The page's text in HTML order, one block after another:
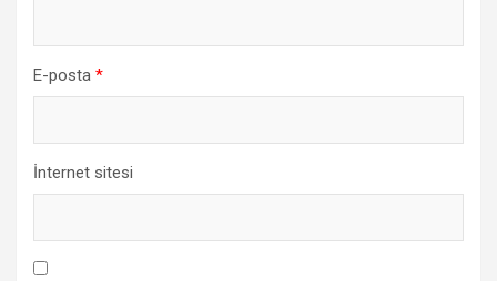
E-posta *
İnternet sitesi